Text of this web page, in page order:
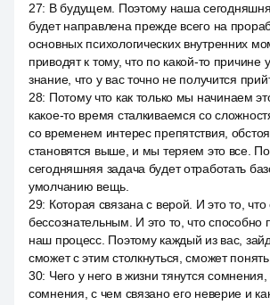
27: В будущем. Поэтому наша
будет направлена прежде всего на
основных психологических внутренних
приводят к тому, что по какой-то причине
знание, что у вас точно не получится
28: Потому что как только мы начинаем
какое-то время сталкиваемся со
со временем интерес препятствия,
становятся выше, и мы теряем это все.
сегодняшняя задача будет отработать
умолчанию вещь.
29: Которая связана с верой. И это то, что
бессознательным. И это то, что способно
наш процесс. Поэтому каждый из вас,
сможет с этим столкнуться, сможет
30: Чего у него в жизни тянутся сомнения,
сомнения, с чем связано его неверие и